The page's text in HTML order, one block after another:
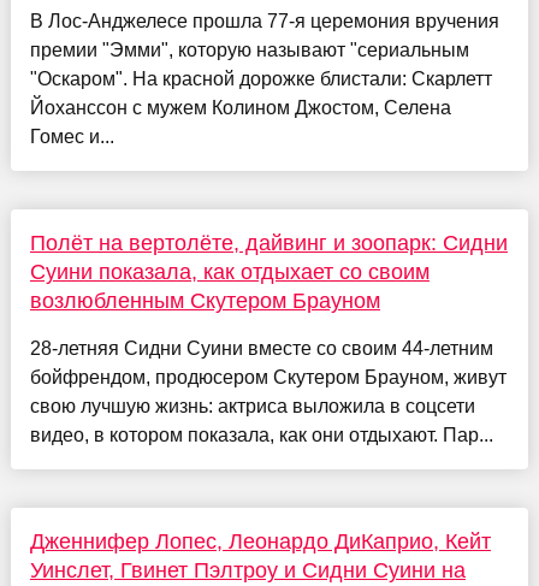
В Лос-Анджелесе прошла 77-я церемония вручения
премии "Эмми", которую называют "сериальным
"Оскаром". На красной дорожке блистали: Скарлетт
Йоханссон с мужем Колином Джостом, Селена
Гомес и...
Полёт на вертолёте, дайвинг и зоопарк: Сидни
Суини показала, как отдыхает со своим
возлюбленным Скутером Брауном
28-летняя Сидни Суини вместе со своим 44-летним
бойфрендом, продюсером Скутером Брауном, живут
свою лучшую жизнь: актриса выложила в соцсети
видео, в котором показала, как они отдыхают. Пар...
Дженнифер Лопес, Леонардо ДиКаприо, Кейт
Уинслет, Гвинет Пэлтроу и Сидни Суини на